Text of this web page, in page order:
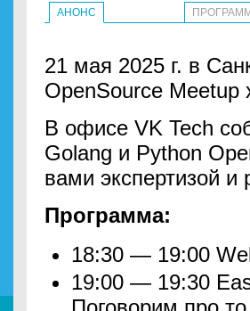
АНОНС
21 мая 2025 г. в
OpenSource Meetup
В офисе VK Tech
Golang и Python
вами экспертизой
Программа:
18:30 — 19:00
19:00 — 19:30